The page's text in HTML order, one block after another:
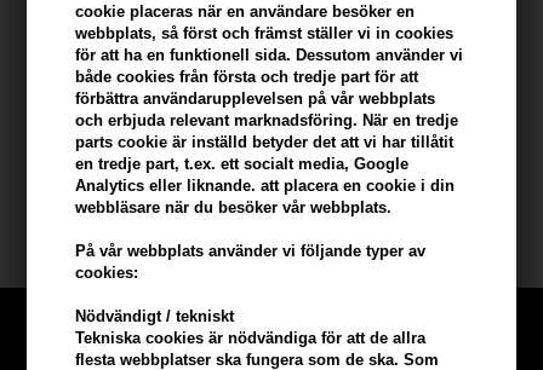
cookie placeras när en användare besöker en
webbplats, så först och främst ställer vi in ​​cookies
för att ha en funktionell sida. Dessutom använder vi
både cookies från första och tredje part för att
förbättra användarupplevelsen på vår webbplats
och erbjuda relevant marknadsföring. När en tredje
parts cookie är inställd betyder det att vi har tillåtit
en tredje part, t.ex. ett socialt media, Google
Analytics eller liknande. att placera en cookie i din
webbläsare när du besöker vår webbplats.
På vår webbplats använder vi följande typer av
cookies:
Nödvändigt / tekniskt
Tekniska cookies är nödvändiga för att de allra
flesta webbplatser ska fungera som de ska. Som
- Idealisk för alla typer av skägg
- Kombineras med pomader och oljor för bästa resultat
- Underlättar för att reda ut och styla skägget
- Förebygger och minskar torr hud
- Rekommenderas för daglig användning
Storlek: N/A